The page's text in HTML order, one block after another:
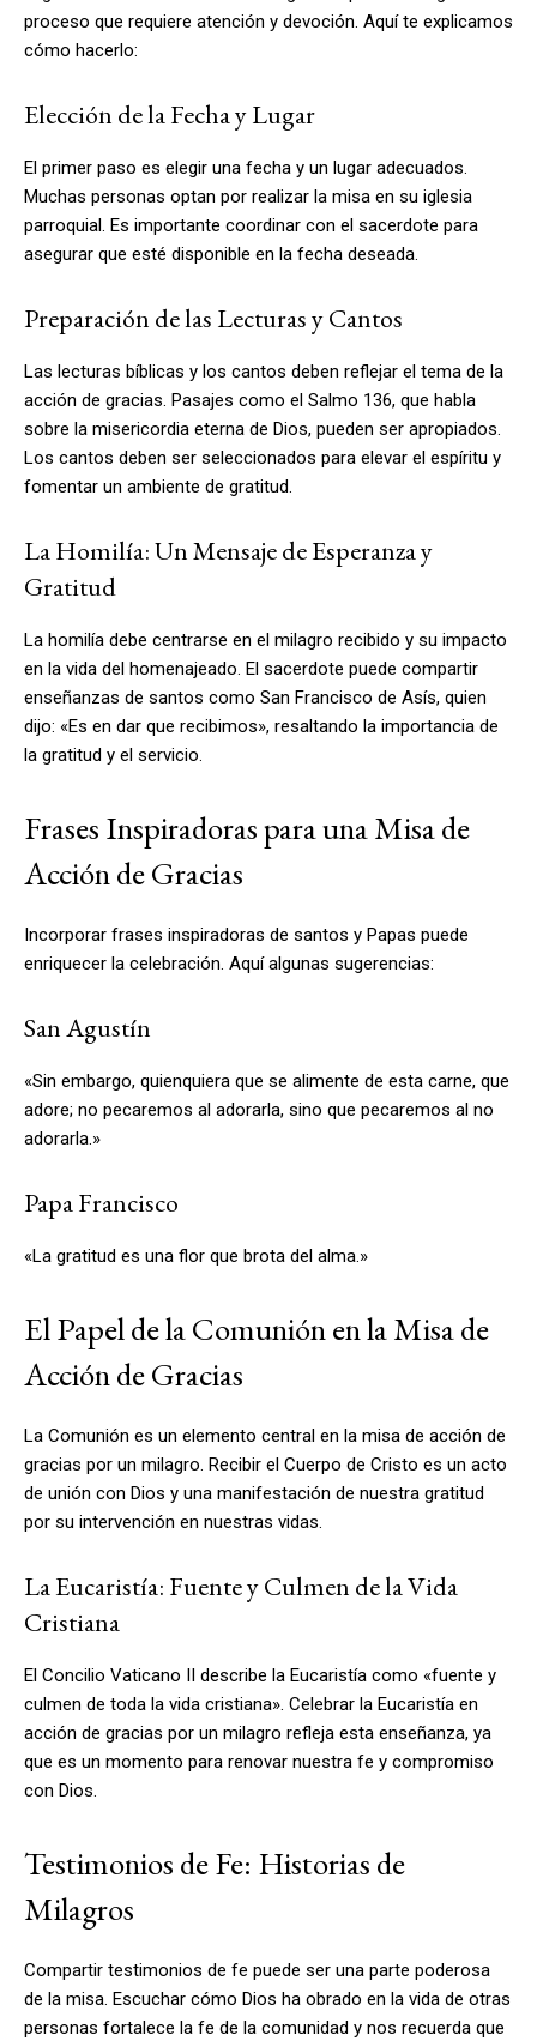
proceso que requiere atención y devoción. Aquí te explicamos
cómo hacerlo:
Elección de la Fecha y Lugar
El primer paso es elegir una fecha y un lugar adecuados.
Muchas personas optan por realizar la misa en su iglesia
parroquial. Es importante coordinar con el sacerdote para
asegurar que esté disponible en la fecha deseada.
Preparación de las Lecturas y Cantos
Las lecturas bíblicas y los cantos deben reflejar el tema de la
acción de gracias. Pasajes como el Salmo 136, que habla
sobre la misericordia eterna de Dios, pueden ser apropiados.
Los cantos deben ser seleccionados para elevar el espíritu y
fomentar un ambiente de gratitud.
La Homilía: Un Mensaje de Esperanza y
Gratitud
La homilía debe centrarse en el milagro recibido y su impacto
en la vida del homenajeado. El sacerdote puede compartir
enseñanzas de santos como San Francisco de Asís, quien
dijo: «Es en dar que recibimos», resaltando la importancia de
la gratitud y el servicio.
Frases Inspiradoras para una Misa de
Acción de Gracias
Incorporar frases inspiradoras de santos y Papas puede
enriquecer la celebración. Aquí algunas sugerencias:
San Agustín
«Sin embargo, quienquiera que se alimente de esta carne, que
adore; no pecaremos al adorarla, sino que pecaremos al no
adorarla.»
Papa Francisco
«La gratitud es una flor que brota del alma.»
El Papel de la Comunión en la Misa de
Acción de Gracias
La Comunión es un elemento central en la misa de acción de
gracias por un milagro. Recibir el Cuerpo de Cristo es un acto
de unión con Dios y una manifestación de nuestra gratitud
por su intervención en nuestras vidas.
La Eucaristía: Fuente y Culmen de la Vida
Cristiana
El Concilio Vaticano II describe la Eucaristía como «fuente y
culmen de toda la vida cristiana». Celebrar la Eucaristía en
acción de gracias por un milagro refleja esta enseñanza, ya
que es un momento para renovar nuestra fe y compromiso
con Dios.
Testimonios de Fe: Historias de
Milagros
Compartir testimonios de fe puede ser una parte poderosa
de la misa. Escuchar cómo Dios ha obrado en la vida de otras
personas fortalece la fe de la comunidad y nos recuerda que